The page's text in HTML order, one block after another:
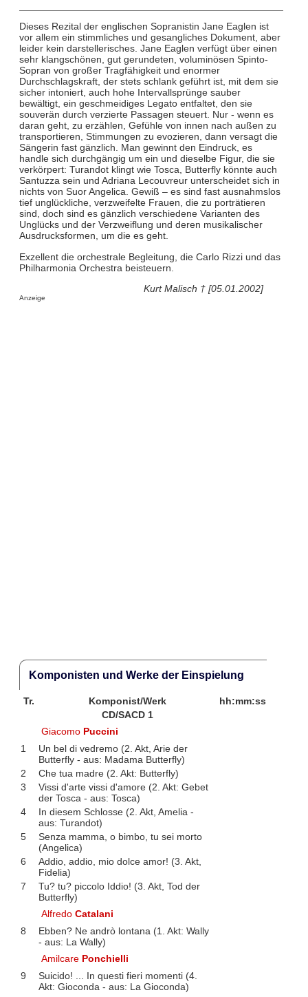
Dieses Rezital der englischen Sopranistin Jane Eaglen ist
vor allem ein stimmliches und gesangliches Dokument, aber
leider kein darstellerisches. Jane Eaglen verfügt über einen
sehr klangschönen, gut gerundeten, voluminösen Spinto-
Sopran von großer Tragfähigkeit und enormer
Durchschlagskraft, der stets schlank geführt ist, mit dem sie
sicher intoniert, auch hohe Intervallsprünge sauber
bewältigt, ein geschmeidiges Legato entfaltet, den sie
souverän durch verzierte Passagen steuert. Nur - wenn es
daran geht, zu erzählen, Gefühle von innen nach außen zu
transportieren, Stimmungen zu evozieren, dann versagt die
Sängerin fast gänzlich. Man gewinnt den Eindruck, es
handle sich durchgängig um ein und dieselbe Figur, die sie
verkörpert: Turandot klingt wie Tosca, Butterfly könnte auch
Santuzza sein und Adriana Lecouvreur unterscheidet sich in
nichts von Suor Angelica. Gewiß – es sind fast ausnahmslos
tief unglückliche, verzweifelte Frauen, die zu porträtieren
sind, doch sind es gänzlich verschiedene Varianten des
Unglücks und der Verzweiflung und deren musikalischer
Ausdrucksformen, um die es geht.
Exzellent die orchestrale Begleitung, die Carlo Rizzi und das
Philharmonia Orchestra beisteuern.
Kurt Malisch † [05.01.2002]
Anzeige
Komponisten und Werke der Einspielung
Tr. Komponist/Werk
hh:mm:ss
CD/SACD 1
Giacomo Puccini
1
Un bel di vedremo (2. Akt, Arie der
Butterfly - aus: Madama Butterfly)
2
Che tua madre (2. Akt: Butterfly)
3
Vissi d'arte vissi d'amore (2. Akt: Gebet
der Tosca - aus: Tosca)
4
In diesem Schlosse (2. Akt, Amelia -
aus: Turandot)
5
Senza mamma, o bimbo, tu sei morto
(Angelica)
6
Addio, addio, mio dolce amor! (3. Akt,
Fidelia)
7
Tu? tu? piccolo Iddio! (3. Akt, Tod der
Butterfly)
AlfredoCatalani
8
Ebben? Ne andrò lontana (1. Akt: Wally
- aus: La Wally)
Amilcare Ponchielli
9
Suicido! ... In questi fieri momenti (4.
Akt: Gioconda - aus: La Gioconda)